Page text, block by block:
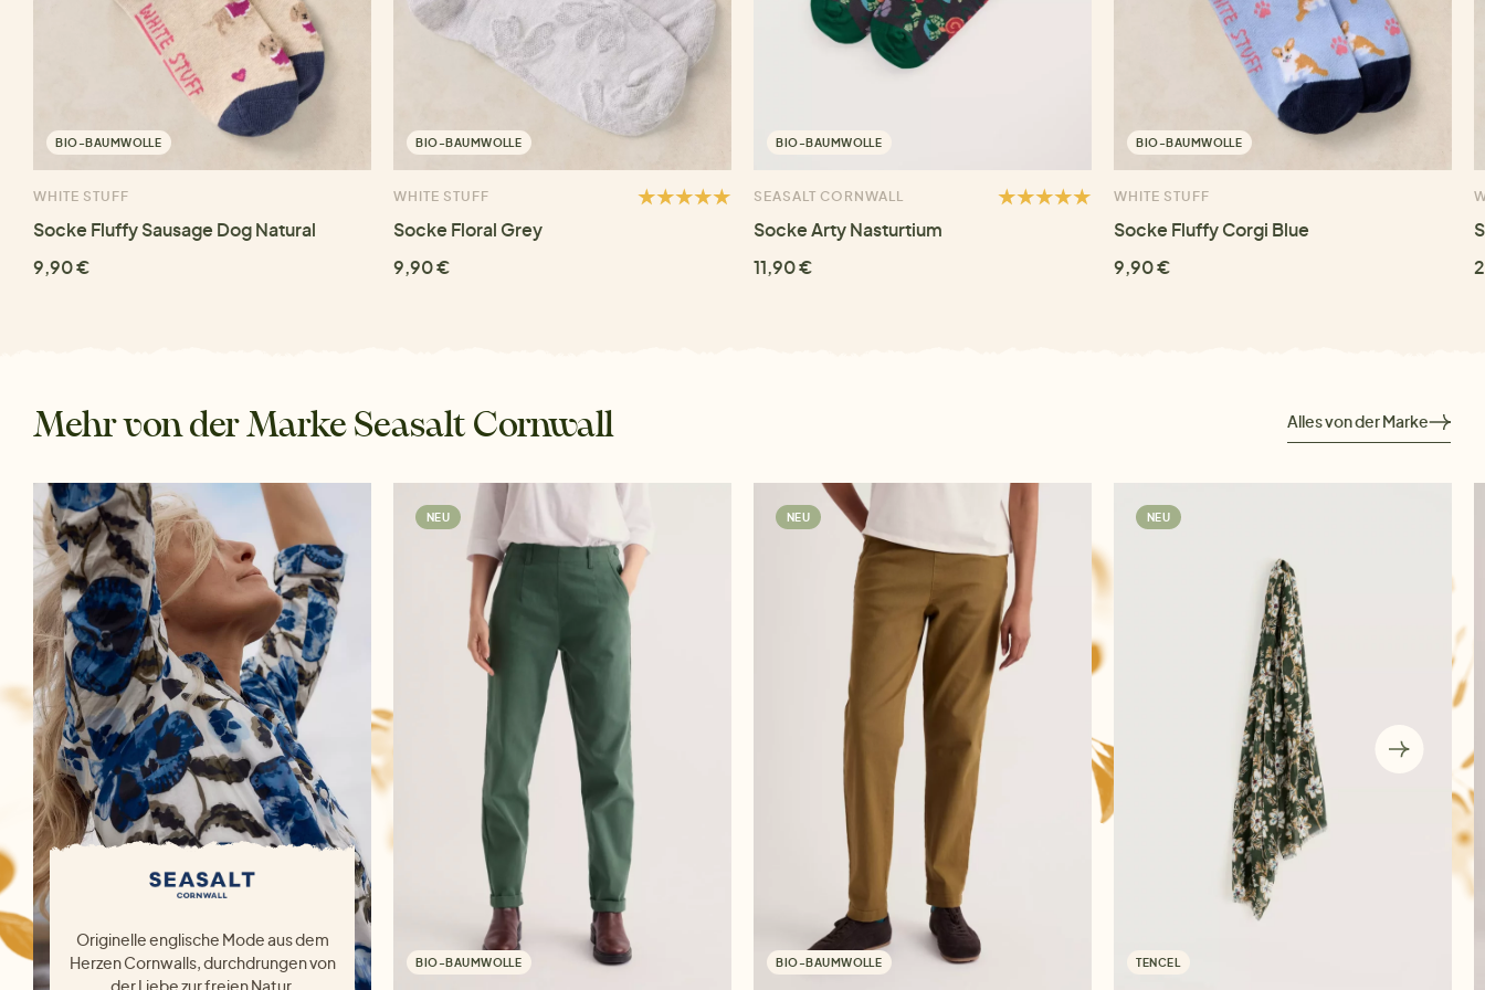
BIO-BAUMWOLLE
WHITE STUFF
Socke Fluffy Sausage Dog Natural
9,90 €
BIO-BAUMWOLLE
WHITE STUFF
Socke Floral Grey
9,90 €
BIO-BAUMWOLLE
SEASALT CORNWALL
Socke Arty Nasturtium
11,90 €
BIO-BAUMWOLLE
WHITE STUFF
Socke Fluffy Corgi Blue
9,90 €
Mehr von der Marke Seasalt Cornwall Alles von der Marke
Originelle englische Mode aus dem
Herzen Cornwalls, durchdrungen von
der Liebe zur freien Natur.
NEU
BIO-BAUMWOLLE
NEU
BIO-BAUMWOLLE
NEU
TENCEL